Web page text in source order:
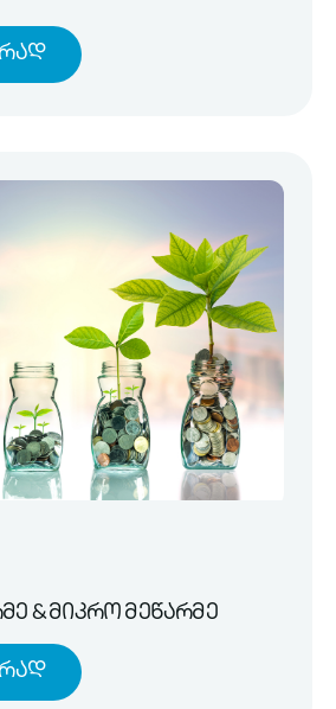
& მიკრო მეწარმე